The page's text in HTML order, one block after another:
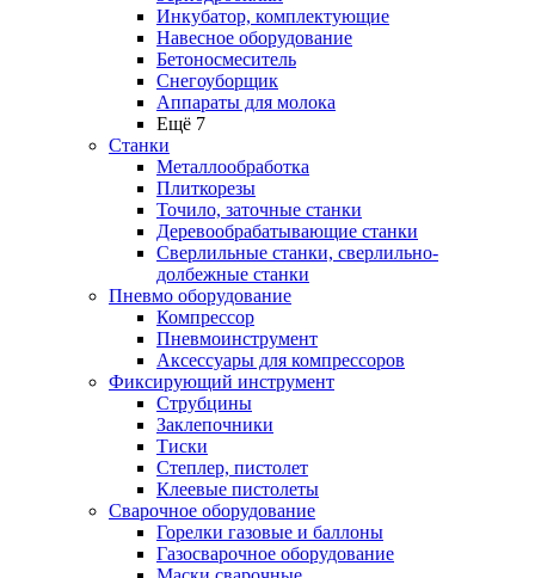
Инкубатор, комплектующие
Навесное оборудование
Бетоносмеситель
Снегоуборщик
Аппараты для молока
Ещё 7
Станки
Металлообработка
Плиткорезы
Точило, заточные станки
Деревообрабатывающие станки
Сверлильные станки, сверлильно-
долбежные станки
Пневмо оборудование
Компрессор
Пневмоинструмент
Аксессуары для компрессоров
Фиксирующий инструмент
Струбцины
Заклепочники
Тиски
Степлер, пистолет
Клеевые пистолеты
Сварочное оборудование
Горелки газовые и баллоны
Газосварочное оборудование